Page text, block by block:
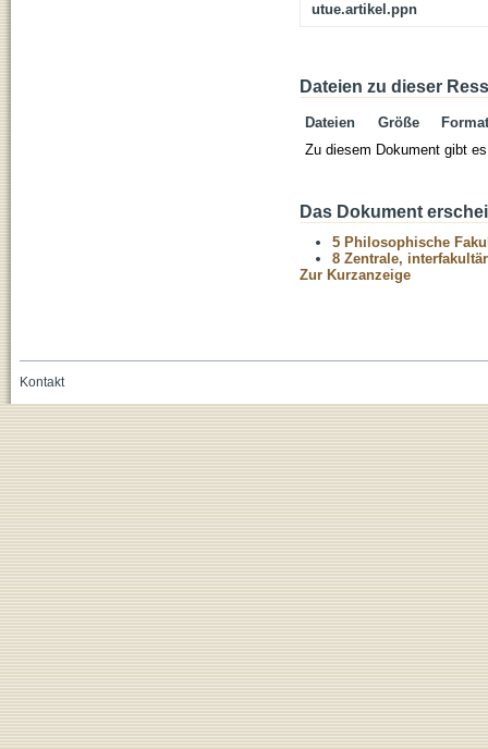
utue.artikel.ppn
Dateien zu dieser
Dateien Größe
Format
Zu diesem Dokument gibt
Das Dokument
5 Philosophische
8 Zentrale,
Zur Kurzanzeige
Kontakt